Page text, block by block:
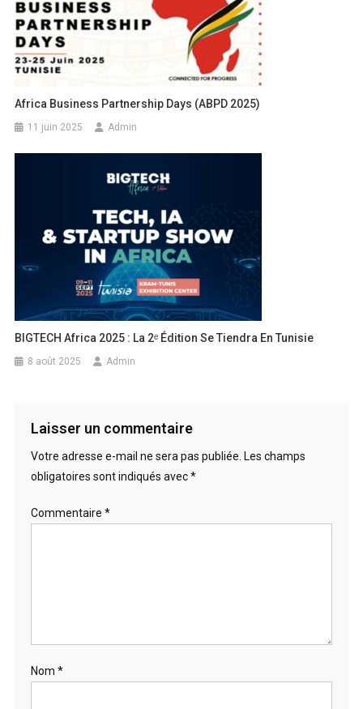
Africa Business Partnership Days (ABPD 2025)
11 juin 2025 Admin
BIGTECH Africa 2025 : La 2ᵉ Édition Se Tiendra En Tunisie
8 août 2025 Admin
Laisser un commentaire
Votre adresse e-mail ne sera pas publiée. Les champs
obligatoires sont indiqués avec*
Commentaire *
Nom *